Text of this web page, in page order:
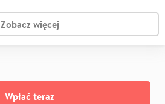
Zobacz więcej
Wpłać teraz